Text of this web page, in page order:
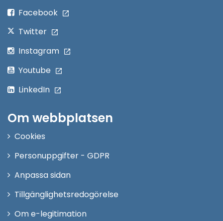
Facebook
Twitter
Instagram
Youtube
LinkedIn
Om webbplatsen
Cookies
Personuppgifter - GDPR
Anpassa sidan
Tillgänglighetsredogörelse
Om e-legitimation